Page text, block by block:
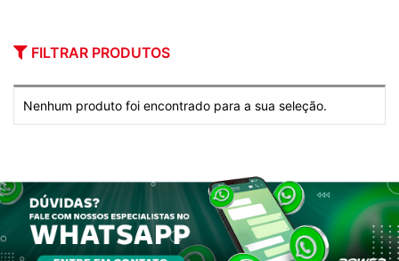
FILTRAR PRODUTOS
Nenhum produto foi encontrado para a sua seleção.